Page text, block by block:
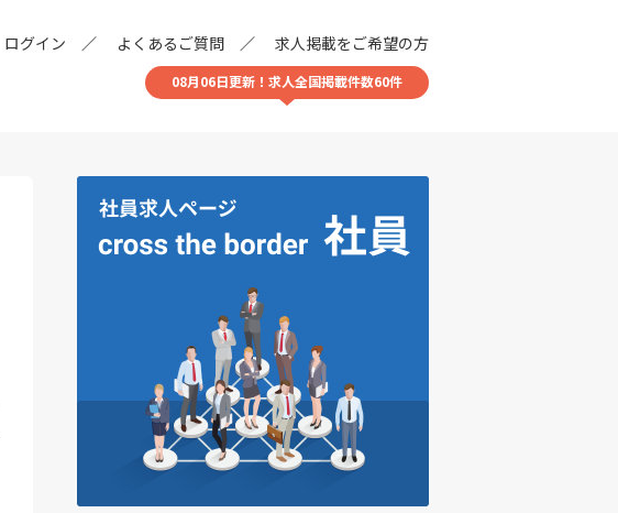
ログイン よくあるご質問 求人掲載をご希望の方
08月06日更新！求人全国掲載件数60件